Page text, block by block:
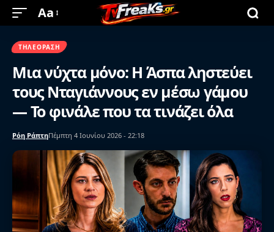
Aa
ΤΗΛΕΌΡΑΣΗ
Μια νύχτα μόνο: Η Άσπα ληστεύει
τους Νταγιάννους εν μέσω γάμου
— Το φινάλε που τα τινάζει όλα
Ρόη ΡάπτηΠέμπτη 4 Ιουνίου 2026 - 22:18